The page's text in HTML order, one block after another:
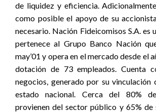
de liquidez y eficiencia.
como posible el apoyo de su
necesario. Nación Fideicomisos S.A. es
pertenece al Grupo Banco Nación
may’01 y opera en el mercado desde el
dotación de 73 empleados. Cuenta
negocios, generado por su
estado nacional. Cerca del 80%
provienen del sector público y 65% de